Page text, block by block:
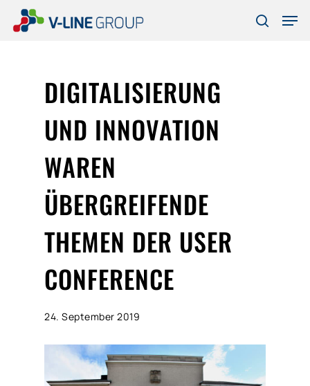
search
DIGITALISIERUNG
UND INNOVATION
WAREN
ÜBERGREIFENDE
THEMEN DER USER
CONFERENCE
24. September 2019